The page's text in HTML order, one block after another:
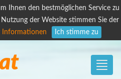
Ihnen den bestmöglichen Service zu
der Website stimmen Sie der
Informationen Ich stimme zu
Toggle